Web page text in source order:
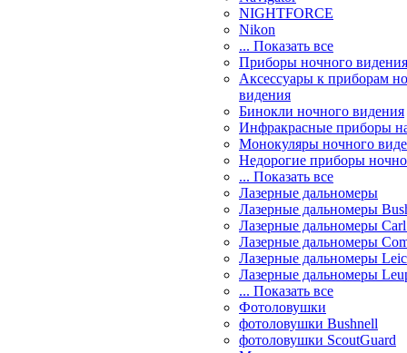
NIGHTFORCE
Nikon
... Показать все
Приборы ночного видения
Аксессуары к приборам
видения
Бинокли ночного видения
Инфракрасные приборы
Монокуляры ночного
Недорогие приборы
... Показать все
Лазерные дальномеры
Лазерные дальномеры
Лазерные дальномеры
Лазерные дальномеры
Лазерные дальномеры
Лазерные дальномеры
... Показать все
Фотоловушки
фотоловушки Bushnell
фотоловушки ScoutGuard